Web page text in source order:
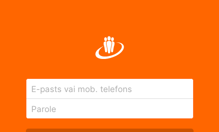
E-pasts vai mob. telefons
Parole